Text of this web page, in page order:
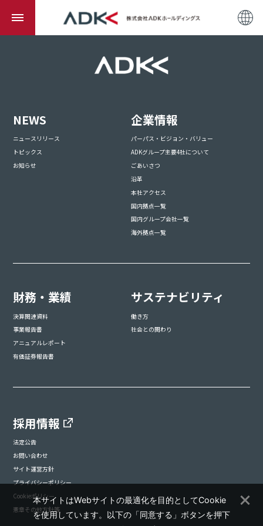
NEWS
ニュースリリース
トピックス
お知らせ
企業情報
パーパス・ビジョン・バリュー
ADKグループ主要4社について
ごあいさつ
沿革
本社アクセス
国内拠点一覧
国内グループ会社一覧
海外拠点一覧
財務・業績
決算関連資料
事業報告書
アニュアルレポート
有価証券報告書
サステナビリティ
働き方
社会との関わり
採用情報
法定公告
お問い合わせ
サイト運営方針
プライバシーポリシー
Cookieポリシー
憲章その他方針等
本サイトはWebサイトの最適化を目的としてCookie
を使用しています。以下の「同意する」ボタンを押下